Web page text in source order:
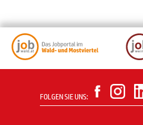
FOLGEN SIE UNS: